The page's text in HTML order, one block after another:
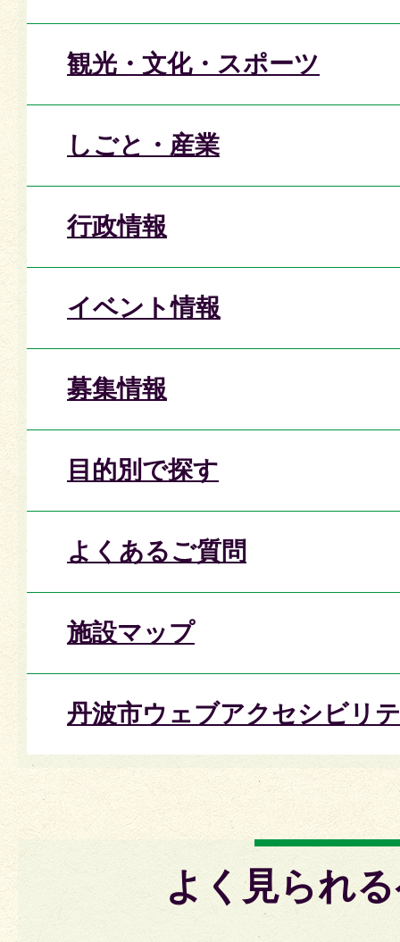
観光・文化・スポーツ
しごと・産業
行政情報
イベント情報
募集情報
目的別で探す
よくあるご質問
施設マップ
丹波市ウェブアクセシビリ
よく見られ